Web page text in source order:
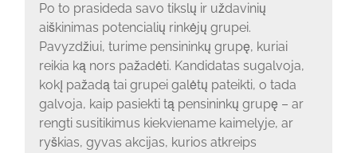
Po to prasideda savo tikslų ir uždavinių
aiškinimas potencialių rinkėjų grupei.
Pavyzdžiui, turime pensininkų grupę, kuriai
reikia ką nors pažadėti. Kandidatas sugalvoja,
kokį pažadą tai grupei galėtų pateikti, o tada
galvoja, kaip pasiekti tą pensininkų grupę – ar
rengti susitikimus kiekviename kaimelyje, ar
ryškias, gyvas akcijas, kurios atkreips